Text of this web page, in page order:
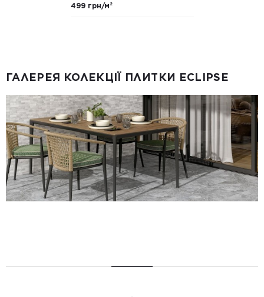
499 грн/м²
ГАЛЕРЕЯ КОЛЕКЦІЇ ПЛИТКИ ECLIPSE